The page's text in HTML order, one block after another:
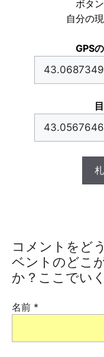
ボタ
自分の
GPS
コメントをど
ベントのどこ
か？ここでい
名前 *